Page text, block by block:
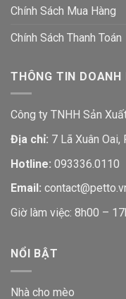
Chính Sách Mua Hàng
Chính Sách Thanh Toán
THÔNG TIN DOANH
Công ty TNHH Sản
Địa chỉ: 7 Lã Xuân Oai,
Hotline: 093336.0110
Email:
Giờ làm việc: 8h00 –
NỔI BẬT
Nhà cho mèo